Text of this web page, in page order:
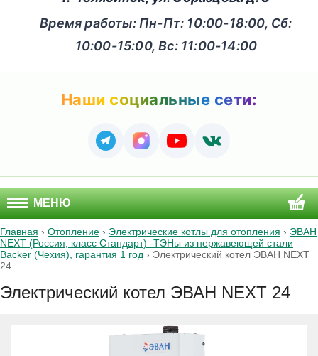
Время работы: Пн-Пт: 10:00-18:00, Сб:
10:00-15:00, Вс: 11:00-14:00
Наши социальные сети:
МЕНЮ
Главная › Отопление › Электрические котлы для отопления › ЭВАН
NEXT (Россия, класс Стандарт) -ТЭНы из нержавеющей стали
Backer (Чехия), гарантия 1 год › Электрический котел ЭВАН NEXT
24
Электрический котел ЭВАН NEXT 24